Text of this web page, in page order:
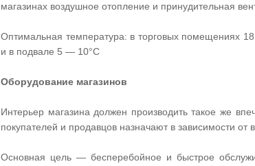
магазинах воздушное отопление и принудительная
Оптимальная температура: в торговых помещениях
и в подвале 5 — 10°С
Оборудование магазинов
Интерьер магазина должен производить такое же
покупателей и продавцов назначают в зависимости от
Основная цель — бесперебойное и быстрое